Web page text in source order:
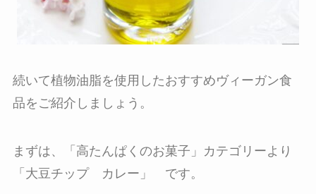
続いて植物油脂を使用したおすすめヴィーガン食
品をご紹介しましょう。
まずは、「高たんぱくのお菓子」カテゴリーより
「大豆チップ カレー」 です。